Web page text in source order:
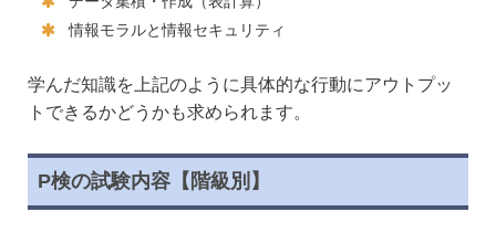
情報モラルと情報セキュリティ
学んだ知識を上記のように具体的な行動にアウトプッ
トできるかどうかも求められます。
P検の試験内容【階級別】